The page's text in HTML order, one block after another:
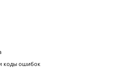
коды ошибок